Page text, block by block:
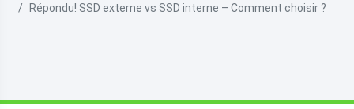
Répondu! SSD externe vs SSD interne – Comment choisir ?